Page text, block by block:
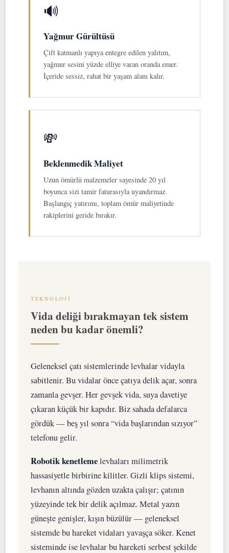
🔊
Yağmur Gürültüsü
Çift katmanlı yapıya entegre edilen yalıtım,
yağmur sesini yüzde elliye varan oranda emer.
İçeride sessiz, rahat bir yaşam alanı kalır.
💸
Beklenmedik Maliyet
Uzun ömürlü malzemeler sayesinde 20 yıl
boyunca sizi tamir faturasıyla uyandırmaz.
Başlangıç yatırımı, toplam ömür maliyetinde
rakiplerini geride bırakır.
TEKNOLOJI
Vida deliği bırakmayan tek sistem
neden bu kadar önemli?
Geleneksel çatı sistemlerinde levhalar vidayla
sabitlenir. Bu vidalar önce çatıya delik açar, sonra
zamanla gevşer. Her gevşek vida, suya davetiye
çıkaran küçük bir kapıdır. Biz sahada defalarca
gördük — beş yıl sonra “vid­a başlarından sızıyor”
telefonu gelir.
Robotik kenetlemelevhaları milimetrik
hassasiyetle birbirine kilitler. Gizli klips sistemi,
levhanın altında gözden uzakta çalışır; çatının
yüzeyinde tek bir delik açılmaz. Metal yazın
güneşte genişler, kışın büzülür — geleneksel
sistemde bu hareket vidaları yavaşça söker. Kenet
sisteminde ise levhalar bu hareketi serbest şekilde